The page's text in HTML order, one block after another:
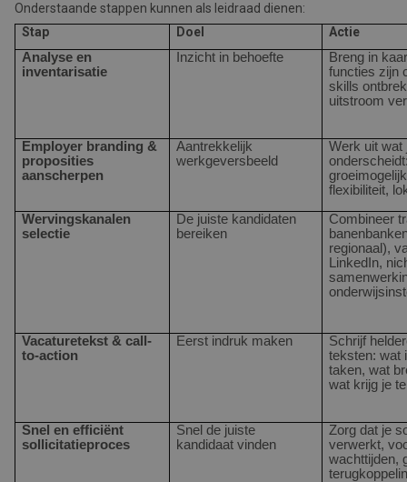
Onderstaande stappen kunnen als leidraad dienen:
Stap
Doel
Actie
Analyse en
inventarisatie
Inzicht in behoefte
Breng in
functies zijn
skills
uitstroom
Employer branding &
proposities
aanscherpen
Aantrekkelijk
werkgeversbeeld
Werk uit wat
flexibiliteit,
Wervingskanalen
selectie
De juiste kandidaten
bereiken
Combineer
regionaal),
LinkedIn,
Vacaturetekst & call-
to-action
Eerst indruk maken
Schrijf
teksten: wat
taken, wat
wat krijg je
Snel en efficiënt
sollicitatieproces
Snel de juiste
kandidaat vinden
Zorg dat je
verwerkt,
wachttijden,